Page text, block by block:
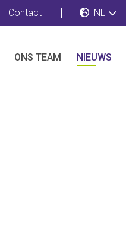
Contact NL
ONS TEAM NIEUWS